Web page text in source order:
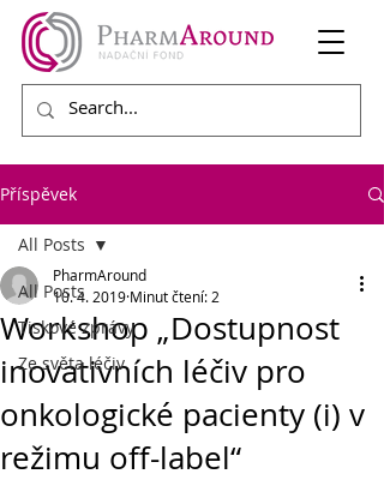
Příspěvek
All Posts
Tiskové zprávy
Ze světa léčiv
All Posts
Workshop „Dostupnost
inovativních léčiv pro
onkologické pacienty (i) v
režimu off-label“
PharmAround
10. 4. 2019 Minut čtení: 2